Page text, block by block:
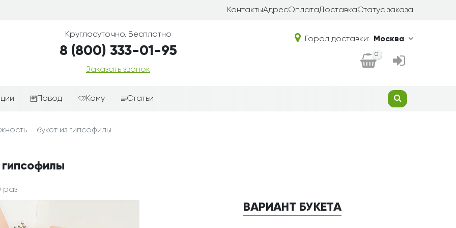
КонтактыАдресОплатаДоставкаСтатус заказа
Круглосуточно. Бесплатно
8 (800) 333-01-95
Заказать звонок
Город доставки: Москва
0
корзины
Повод
цветам
День рождения
Любовь
Кому Статьи
– букет из гипсофилы
раз
ВАРИАНТ БУКЕТА